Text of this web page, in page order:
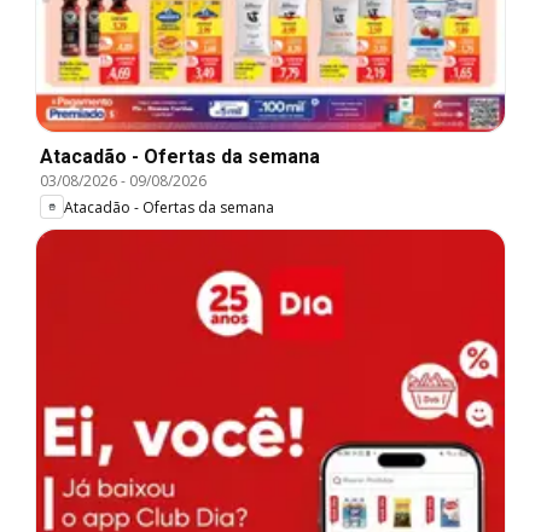
Atacadão - Ofertas da semana
03/08/2026- 09/08/2026
Atacadão - Ofertas da semana